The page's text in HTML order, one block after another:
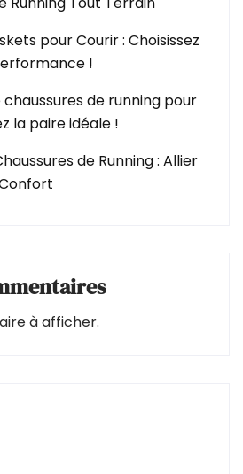
pour Courir : Choisissez
!
chaussures de running pour
la paire idéale !
de Running : Allier
à afficher.